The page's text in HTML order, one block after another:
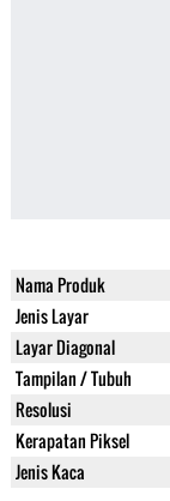
Nama Produk
Jenis Layar
Layar Diagonal
Tampilan / Tubuh
Resolusi
Kerapatan Piksel
Jenis Kaca